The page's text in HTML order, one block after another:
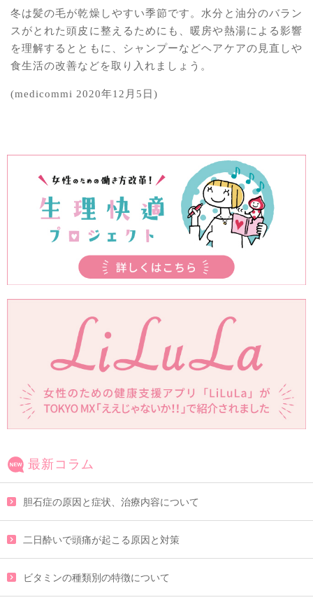
冬は髪の毛が乾燥しやすい季節です。水分と油分のバラン
スがとれた頭皮に整えるためにも、暖房や熱湯による影響
を理解するとともに、シャンプーなどヘアケアの見直しや
食生活の改善などを取り入れましょう。
(medicommi 2020年12月5日)
最新コラム
胆石症の原因と症状、治療内容について
二日酔いで頭痛が起こる原因と対策
ビタミンの種類別の特徴について